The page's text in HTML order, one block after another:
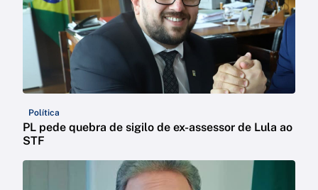
Política
PL pede quebra de sigilo de ex-assessor de Lula ao
STF